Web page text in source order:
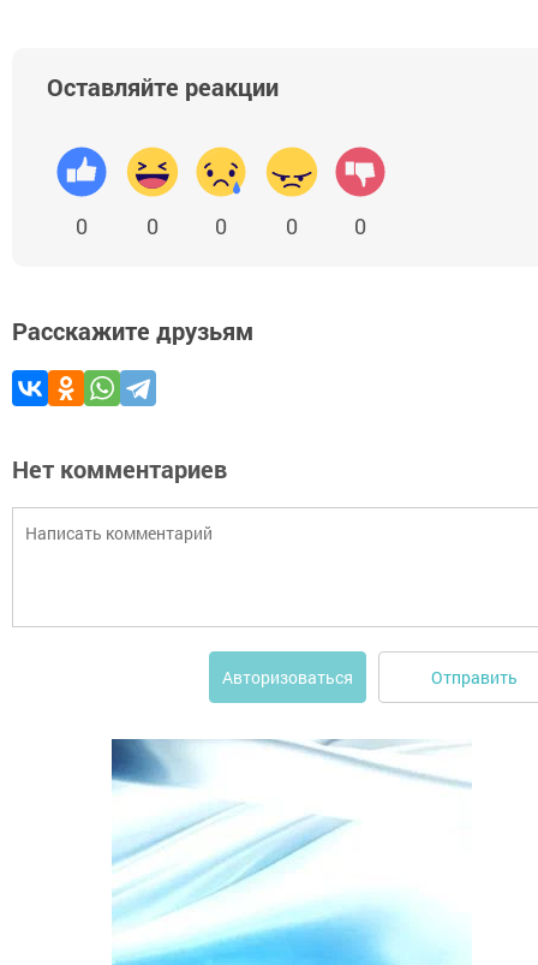
Оставляйте реакции
0 0 0 0 0
Расскажите друзьям
Нет комментариев
Авторизоваться Отправить